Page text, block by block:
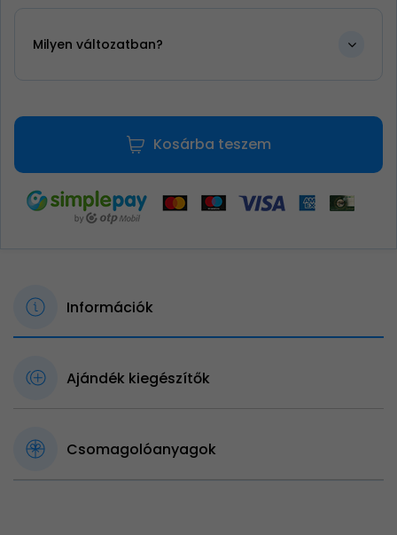
Milyen változatban?
Kosárba teszem
Információk
Ajándék kiegészítők
Csomagolóanyagok